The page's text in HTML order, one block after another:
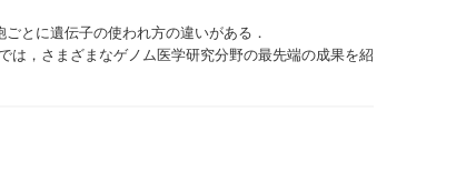
とに遺伝子の使われ方の違いがある．
は，さまざまなゲノム医学研究分野の最先端の成果を紹